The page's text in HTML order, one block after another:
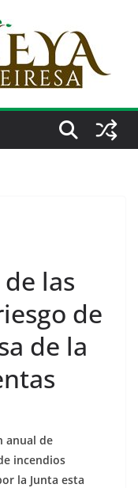
las
de
de la
anual de
incendios
la Junta esta